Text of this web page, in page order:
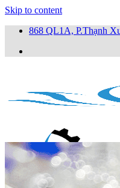
Skip to content
868 QL1A, P.Thạnh